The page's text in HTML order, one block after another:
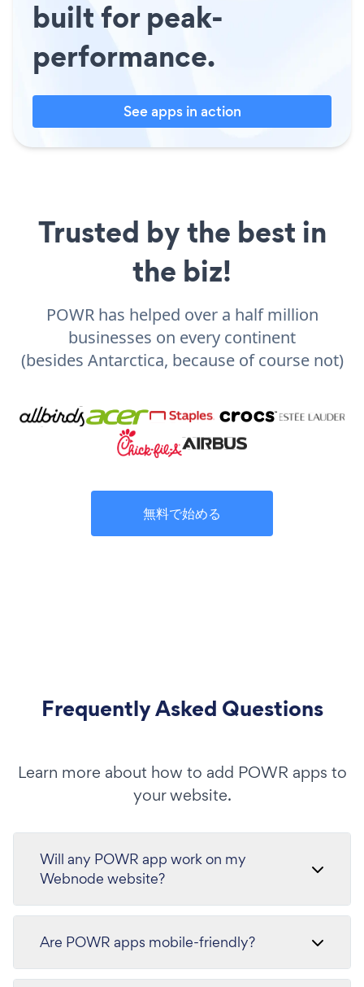
built for peak-
performance.
See apps in action
Trusted by the best in
the biz!
POWR has helped over a half million
businesses on every continent
(besides Antarctica, because of course not)
無料で始める
Frequently Asked Questions
Learn more about how to add POWR apps to
your website.
Will any POWR app work on my
Webnode website?
Are POWR apps mobile-friendly?